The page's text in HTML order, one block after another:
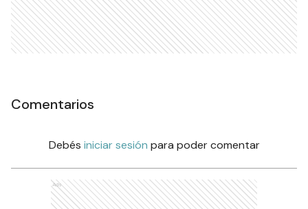
Comentarios
Debés iniciar sesión para poder comentar
Ads